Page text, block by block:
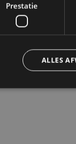
Prestatie
ALLES